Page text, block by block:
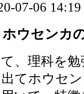
07-06
ウセンカ
、理科を
てホウセ